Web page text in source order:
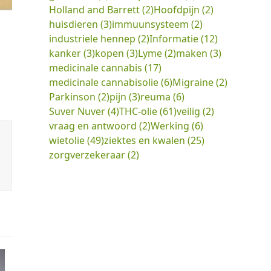
Holland and Barrett(2)Hoofdpijn (2)
huisdieren (3)immuunsysteem (2)
industriele hennep (2)Informatie(12)
kanker(3)kopen (3)Lyme(2)maken (3)
medicinale cannabis (17)
medicinale cannabisolie(6)Migraine(2)
Parkinson (2)pijn (3)reuma (6)
Suver Nuver(4)THC-olie(61)veilig (2)
vraag en antwoord (2)Werking (6)
wietolie(49)ziektes en kwalen (25)
zorgverzekeraar(2)